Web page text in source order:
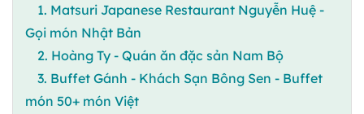
1. Matsuri Japanese Restaurant Nguyễn Huệ -
Gọi món Nhật Bản
2. Hoàng Ty - Quán ăn đặc sản Nam Bộ
3. Buffet Gánh - Khách Sạn Bông Sen - Buffet
món 50+ món Việt